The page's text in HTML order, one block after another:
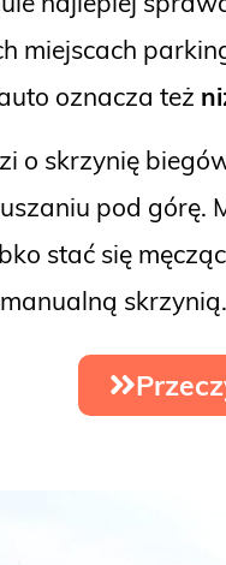
miejscach
oznacza też
o skrzynię
pod górę.
stać się
skrzynią.